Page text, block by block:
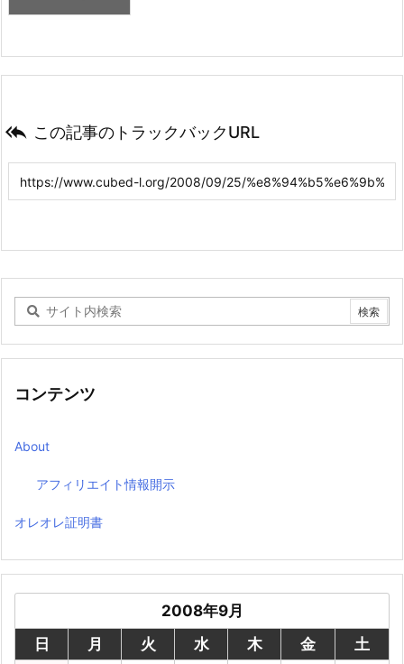
 この記事のトラックバックURL
コンテンツ
About
アフィリエイト情報開示
オレオレ証明書
2008年9月
日
月 火 水 木 金
土